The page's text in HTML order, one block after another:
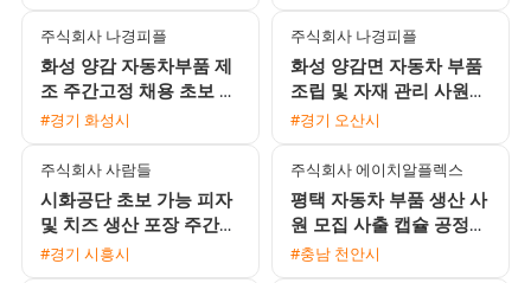
주식회사 나경피플
화성 양감 자동차부품 제
조 주간고정 채용 초보 및
교포 환영 상여 200퍼센
#경기 화성시
주식회사 나경피플
화성 양감면 자동차 부품
조립 및 자재 관리 사원
모집 (주간고정, 상여
#경기 오산시
주식회사 사람들
시화공단 초보 가능 피자
및 치즈 생산 포장 주간
단기 사원 모집
#경기 시흥시
주식회사 에이치알플렉스
평택 자동차 부품 생산 사
원 모집 사출 캡슐 공정
기숙사 제공 주급 가능
#충남 천안시